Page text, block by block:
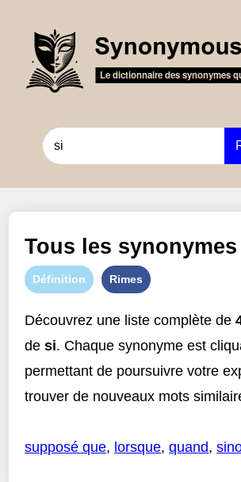
Tous les
Définition Rimes
Découvrez une liste complète de
desi. Chaque synonyme est
permettant de poursuivre votre
trouver de nouveaux mots
supposé que, lorsque,quand,